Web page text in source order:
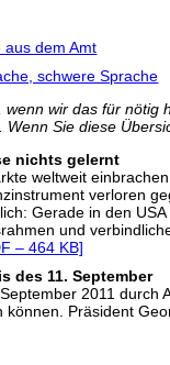
aus dem Amt
schwere Sprache
wenn wir das für nötig
Wenn Sie diese
nichts gelernt
weltweit
verloren
Gerade in den
und
– 464 KB]
des 11. September
2011
Präsident